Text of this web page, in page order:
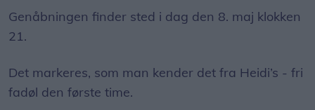
Genåbningen finder sted i dag den 8. maj klokken
21.
Det markeres, som man kender det fra Heidi’s - fri
fadøl den første time.